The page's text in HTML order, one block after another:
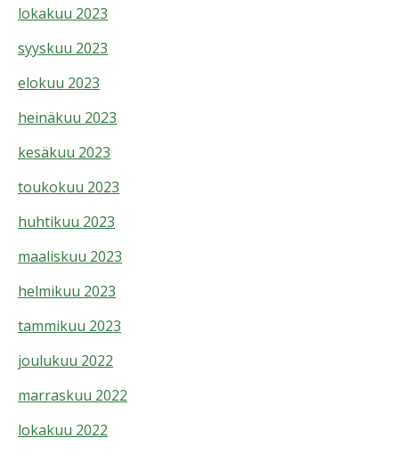
lokakuu 2023
syyskuu 2023
elokuu 2023
heinäkuu 2023
kesäkuu 2023
toukokuu 2023
huhtikuu 2023
maaliskuu 2023
helmikuu 2023
tammikuu 2023
joulukuu 2022
marraskuu 2022
lokakuu 2022